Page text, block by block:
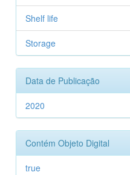
Shelf life
Storage
Data de Publicação
2020
Contém Objeto Digital
true